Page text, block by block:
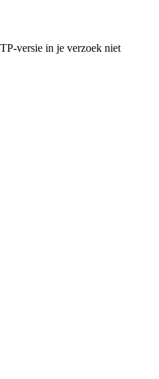
versie in je verzoek niet